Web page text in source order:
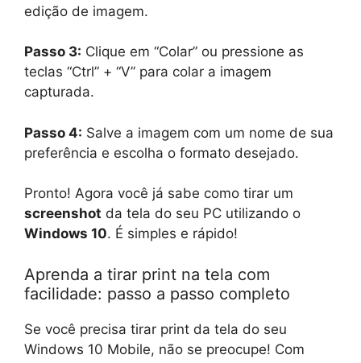
edição de imagem.
Passo 3: Clique em “Colar” ou pressione as
teclas “Ctrl” + “V” para colar a imagem
capturada.
Passo 4: Salve a imagem com um nome de sua
preferência e escolha o formato desejado.
Pronto! Agora você já sabe como tirar um
screenshot da tela do seu PC utilizando o
Windows 10. É simples e rápido!
Aprenda a tirar print na tela com
facilidade: passo a passo completo
Se você precisa tirar print da tela do seu
Windows 10 Mobile, não se preocupe! Com